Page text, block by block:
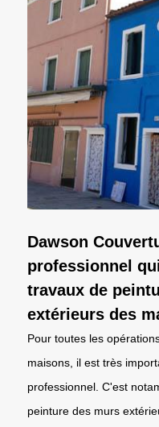
Dawson
professionnel
travaux de
extérieurs des
Pour toutes les
maisons, il est très
professionnel. C'est
peinture des murs